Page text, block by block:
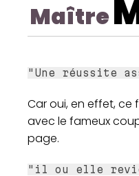
Maître
"Une réussite
Car oui, en effet, ce
avec le fameux
page.
"il ou elle